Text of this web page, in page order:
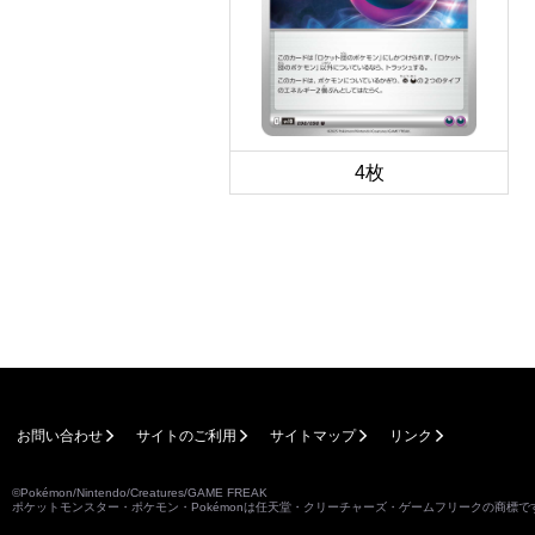
4枚
お問い合わせ サイトのご利用 サイトマップ リンク
©Pokémon/Nintendo/Creatures/GAME FREAK
ポケットモンスター・ポケモン・Pokémonは任天堂・クリーチャーズ・ゲームフリークの商標で